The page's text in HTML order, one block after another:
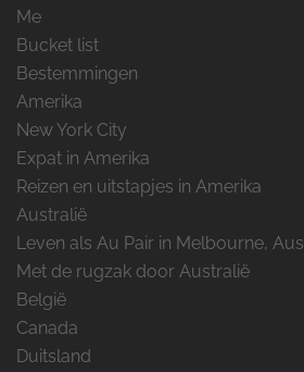
Me
Bucket list
Bestemmingen
Amerika
New York City
Expat in Amerika
Reizen en uitstapjes in Amerika
Australië
Leven als Au Pair in Melbourne,
Met de rugzak door Australië
België
Canada
Duitsland